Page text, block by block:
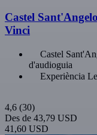
Castel
Vinci
Castel
d'audioguia
Experiència
4,6 (30)
Des de 43,79 USD
41,60 USD